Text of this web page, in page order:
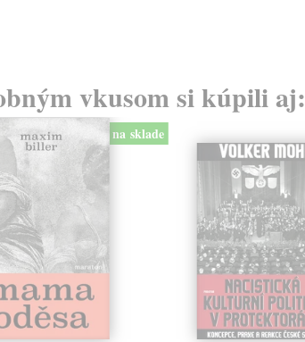
vkusom si kúpili aj:
na sklade